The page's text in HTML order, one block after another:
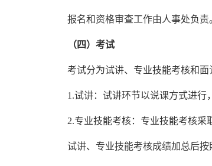
报名和资格审查工作由人事处负
（四）考试
考试分为试讲、专业技能考核和面
1.试讲： 试讲环节以说课方式进行
2.专业技能考核：专业技能考核采
试讲、专业技能考核成绩加总后